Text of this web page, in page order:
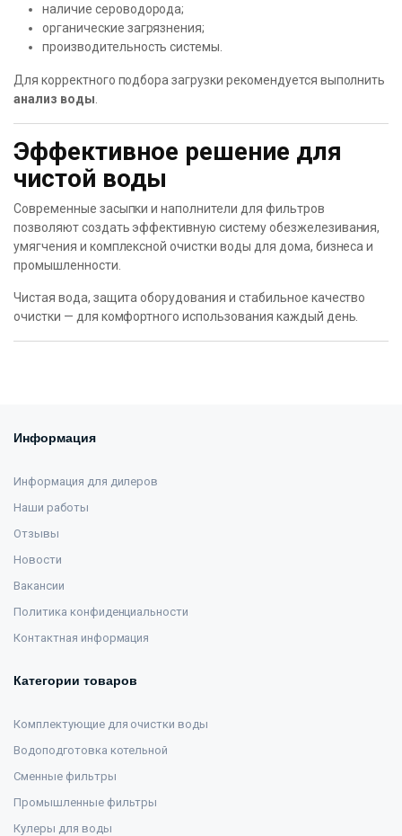
наличие сероводорода;
органические загрязнения;
производительность системы.
Для корректного подбора загрузки рекомендуется выполнить
анализ воды
Эффективное решение для
чистой воды
Современные засыпки и наполнители для фильтров
позволяют создать эффективную систему обезжелезивания,
умягчения и комплексной очистки воды для дома, бизнеса и
промышленности.
Чистая вода, защита оборудования и стабильное качество
очистки — для комфортного использования каждый день.
Информация
Информация для дилеров
Наши работы
Отзывы
Новости
Вакансии
Политика конфиденциальности
Контактная информация
Категории товаров
Комплектующие для очистки воды
Водоподготовка котельной
Сменные фильтры
Промышленные фильтры
Кулеры для воды